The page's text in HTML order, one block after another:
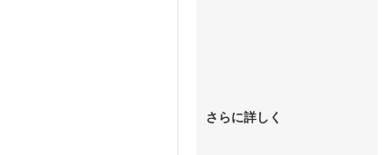
さらに詳しく